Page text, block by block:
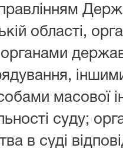
області,
масової
суду;
в суді